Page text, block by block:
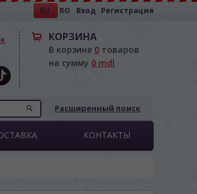
RU RO Вход Регистрация
КОРЗИНА
В корзине 0товаров
на сумму 0 mdl
Расширенный поиск
КОНТАКТЫ